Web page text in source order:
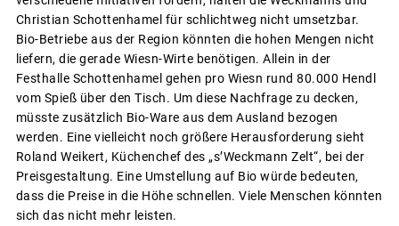
Christian Schottenhamel für schlichtweg nicht umsetzbar.
Bio-Betriebe aus der Region könnten die hohen Mengen nicht
liefern, die gerade Wiesn-Wirte benötigen. Allein in der
Festhalle Schottenhamel gehen pro Wiesn rund 80.000 Hendl
vom Spieß über den Tisch. Um diese Nachfrage zu decken,
müsste zusätzlich Bio-Ware aus dem Ausland bezogen
werden. Eine vielleicht noch größere Herausforderung sieht
Roland Weikert, Küchenchef des „s’Weckmann Zelt“, bei der
Preisgestaltung. Eine Umstellung auf Bio würde bedeuten,
dass die Preise in die Höhe schnellen. Viele Menschen könnten
sich das nicht mehr leisten.